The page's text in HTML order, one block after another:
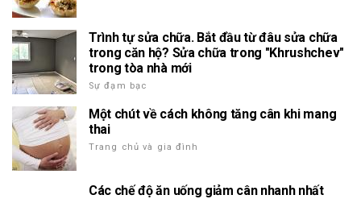
Trình tự sửa chữa. Bắt đầu từ đâu sửa chữa
trong căn hộ? Sửa chữa trong "Khrushchev"
trong tòa nhà mới
Sự đạm bạc
Một chút về cách không tăng cân khi mang
thai
Trang chủ và gia đình
Các chế độ ăn uống giảm cân nhanh nhất